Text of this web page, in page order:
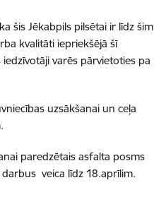
šis Jēkabpils pilsētai ir līdz šim
kvalitāti iepriekšējā šī
varēs pārvietoties pa
uzsākšanai un ceļa
paredzētais asfalta posms
veica līdz 18.aprīlim.